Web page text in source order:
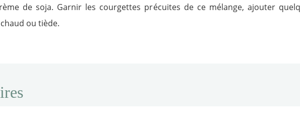
de soja. Garnir les courgettes précuites de ce mélange, ajouter
ou tiède.